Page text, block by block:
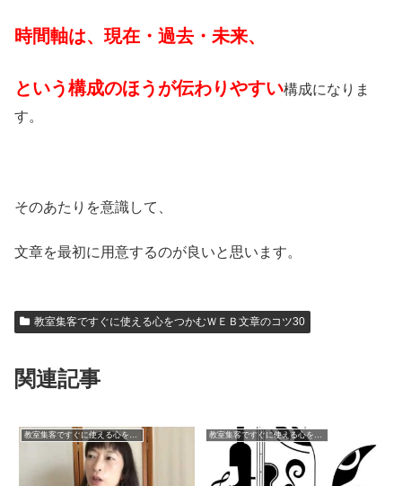
時間軸は、現在・過去・未来、
という構成のほうが伝わりやすい構成になりま
す。
そのあたりを意識して、
文章を最初に用意するのが良いと思います。
教室集客ですぐに使える心をつかむＷＥＢ文章のコツ30
関連記事
教室集客ですぐに使える心をつかむＷＥＢ文章のコツ30 教室集客ですぐに使える心をつかむＷＥＢ文章のコツ30